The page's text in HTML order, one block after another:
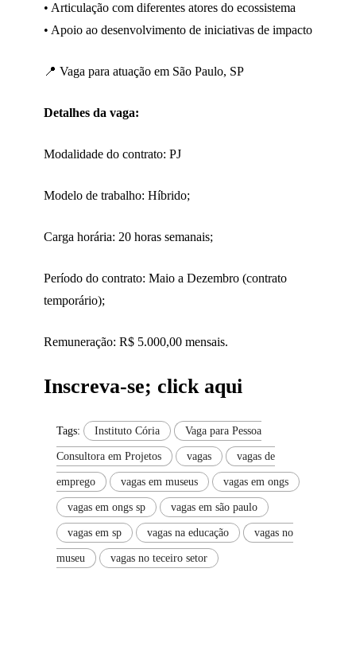
• Articulação com diferentes atores do ecossistema
• Apoio ao desenvolvimento de iniciativas de impacto
📍 Vaga para atuação em São Paulo, SP
Detalhes da vaga:
Modalidade do contrato: PJ
Modelo de trabalho: Híbrido;
Carga horária: 20 horas semanais;
Período do contrato: Maio a Dezembro (contrato
temporário);
Remuneração: R$ 5.000,00 mensais.
Inscreva-se; click aqui
Tags: Instituto Cória Vaga para Pessoa
Consultora em Projetos vagas vagas de
emprego vagas em museus vagas em ongs
vagas em ongs sp vagas em são paulo
vagas em sp vagas na educação vagas no
museu vagas no teceiro setor